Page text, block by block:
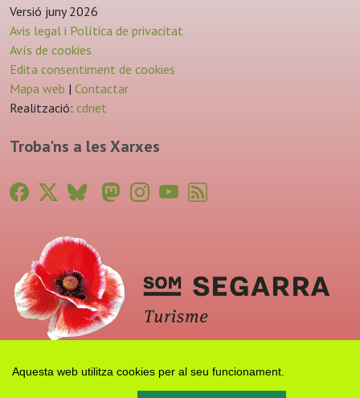
Aquesta web utilitza cookies per al seu funcionament.
Versió juny 2026
Avis legal i Política de privacitat
Avís de cookies
Edita consentiment de cookies
Mapa web | Contactar
Realització: cdnet
Troba'ns a les Xarxes